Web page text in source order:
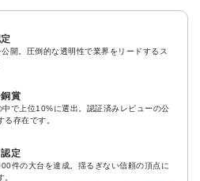
開。圧倒的な透明性で業界をリードするス
賞
で上位10%に選出。認証済みレビューの公
る存在です。
定
件の大台を達成。揺るぎない信頼の頂点に